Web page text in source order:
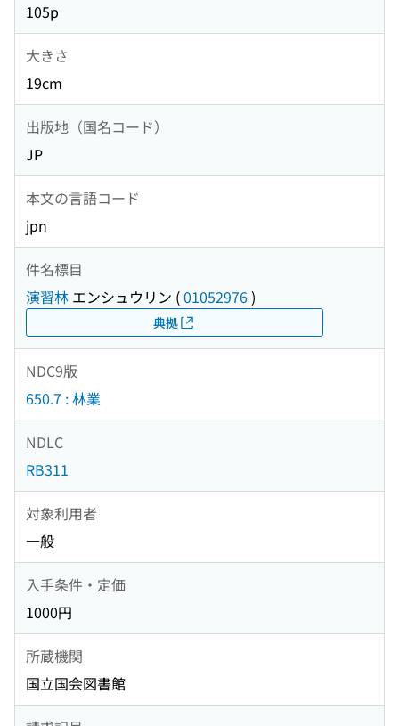
105p
大きさ
19cm
出版地（国名コード）
JP
本文の言語コード
jpn
件名標目
演習林 エンシュウリン (01052976)
典拠
NDC9版
650.7 : 林業
NDLC
RB311
対象利用者
一般
入手条件・定価
1000円
所蔵機関
国立国会図書館